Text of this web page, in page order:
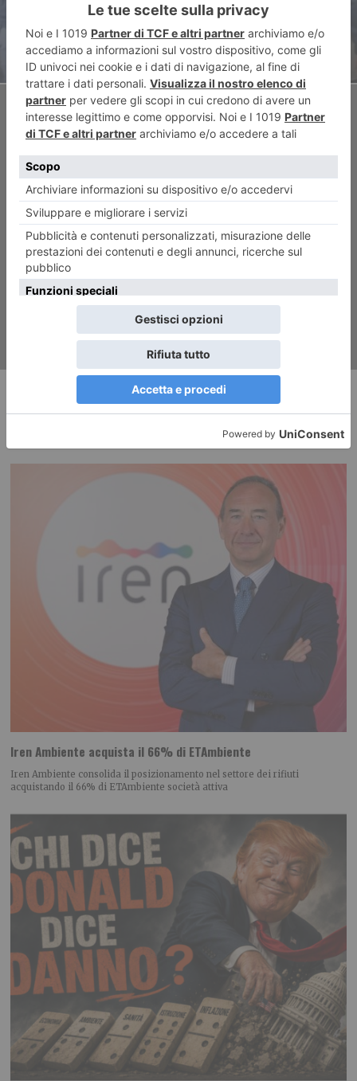
ARTICOLO SUCCESSIVO
Tre ultrasessantenni assaltano
Postamat
RECENTI:
Iren Ambiente acquista il 66% di ETAmbiente
Iren Ambiente consolida il posizionamento nel settore dei rifiuti
acquistando il 66% di ETAmbiente società attiva